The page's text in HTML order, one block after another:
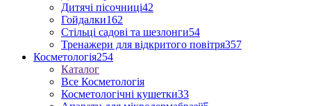
Дитячі пісочниці42
Гойдалки162
Стільці садові та шезлонги54
Тренажери для відкритого повітря357
Косметологія254
Каталог
Все Косметологія
Косметологічні кушетки33